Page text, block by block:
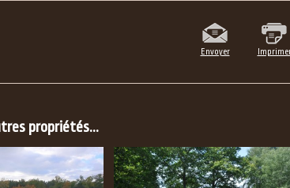
Envoyer
propriétés...